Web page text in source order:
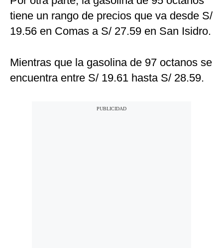
tiene un rango de precios que va desde S/
19.56 en Comas a S/ 27.59 en San Isidro.
Mientras que la gasolina de 97 octanos se
encuentra entre S/ 19.61 hasta S/ 28.59.